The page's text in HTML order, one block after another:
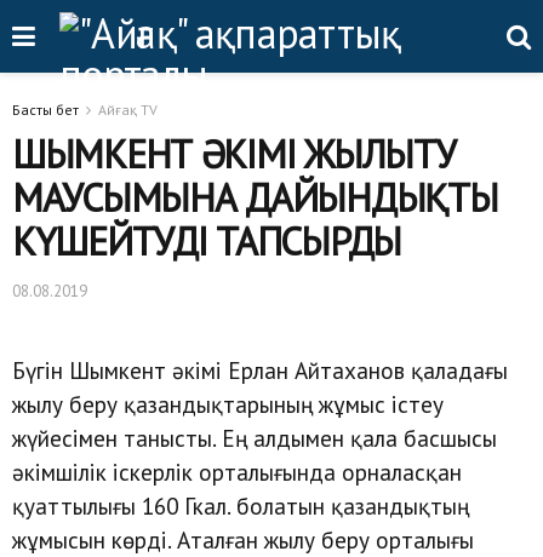
Басты бет Айғақ TV
ШЫМКЕНТ ӘКІМІ ЖЫЛЫТУ
МАУСЫМЫНА ДАЙЫНДЫҚТЫ
КҮШЕЙТУДІ ТАПСЫРДЫ
08.08.2019
Бүгін Шымкент әкімі Ерлан Айтаханов қаладағы
жылу беру қазандықтарының жұмыс істеу
жүйесімен танысты. Ең алдымен қала басшысы
әкімшілік іскерлік орталығында орналасқан
қуаттылығы 160 Гкал. болатын қазандықтың
жұмысын көрді. Аталған жылу беру орталығы